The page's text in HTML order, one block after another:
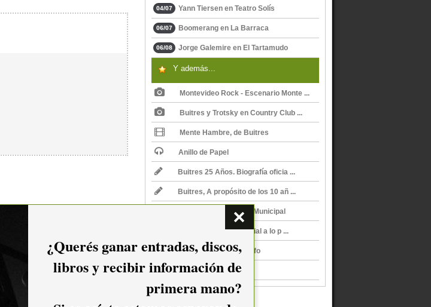
04/07 Yann Tiersen en Teatro Solís
06/07 Boomerang en La Barraca
06/08 Jorge Galemire en El Tartamudo
Y además...
Montevideo Rock - Escenario Monte ...
Buitres y Trotsky en Country Club ...
Mente Hambre, de Buitres
Anillo de Papel
Buitres 25 Años. Biografía oficia ...
Buitres, A propósito de los 10 añ ...
Buitres en Velódromo Municipal
Buitres, De lo superficial a lo p ...
Chat con Gabriel Peluffo
Es decir, de Buitres
¿Querés ganar entradas, discos,
libros y recibir información de
primera mano?